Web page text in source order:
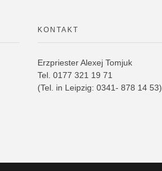
KONTAKT
Erzpriester Alexej Tomjuk
Tel. 0177 321 19 71
(Tel. in Leipzig: 0341- 878 14 53)